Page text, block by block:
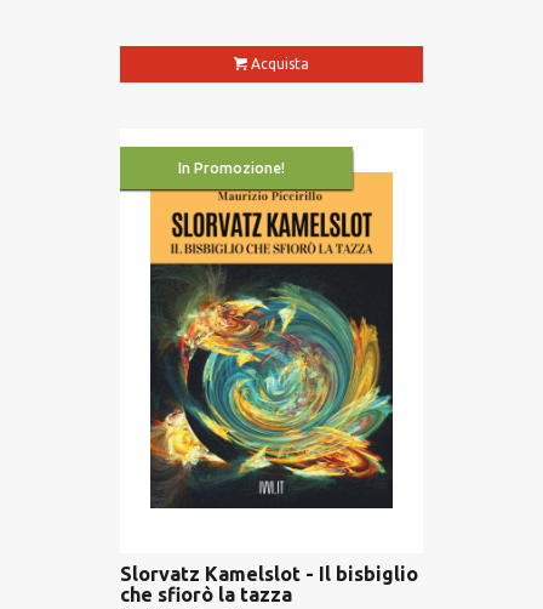
Acquista
In Promozione!
Slorvatz Kamelslot - Il bisbiglio
che sfiorò la tazza